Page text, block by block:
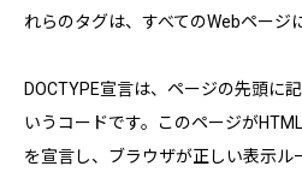
れらのタグは、すべてのWebページ
DOCTYPE宣言は、ページの先頭に
いうコードです。このページが
を宣言し、ブラウザが正しい表示ル